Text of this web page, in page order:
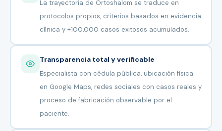
La trayectoria de Ortoshalom se traduce en
protocolos propios, criterios basados en evidencia
clínica y +100,000 casos exitosos acumulados.
Transparencia total y verificable
Especialista con cédula pública, ubicación física
en Google Maps, redes sociales con casos reales y
proceso de fabricación observable por el
paciente.